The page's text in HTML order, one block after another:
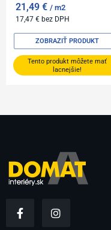
21,49€ m2
17,47€ bez DPH
Tento produkt môžete mať
lacnejšie!
ZOBRAZIŤ PRODUKT
a
n